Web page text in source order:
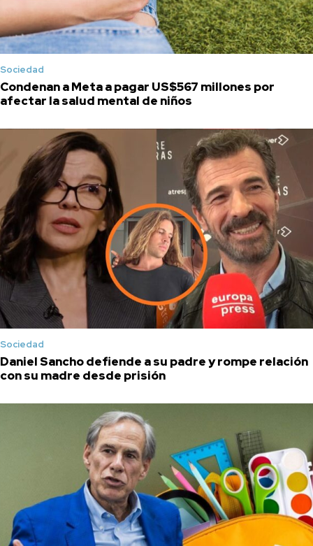
Sociedad
Condenan a Meta a pagar US$567 millones por
afectar la salud mental de niños
Sociedad
Daniel Sancho defiende a su padre y rompe relación
con su madre desde prisión